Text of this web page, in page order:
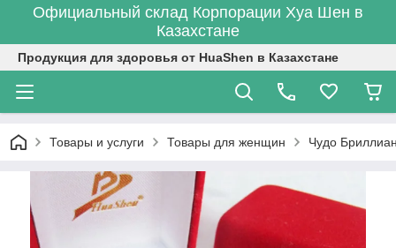
Официальный склад Корпорации Хуа Шен в
Казахстане
Продукция для здоровья от HuaShen в Казахстане
Товары и услуги Товары для женщин Чудо